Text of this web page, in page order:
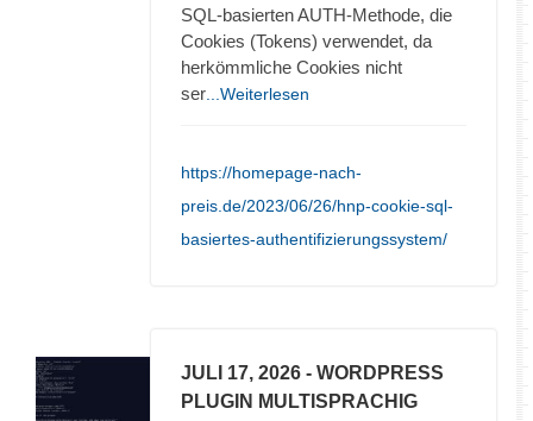
SQL-basierten AUTH-Methode, die
Cookies (Tokens) verwendet, da
herkömmliche Cookies nicht
ser ...Weiterlesen
https://homepage-nach-
preis.de/2023/06/26/hnp-cookie-sql-
basiertes-authentifizierungssystem/
JULI 17, 2026 - WORDPRESS
PLUGIN MULTISPRACHIG